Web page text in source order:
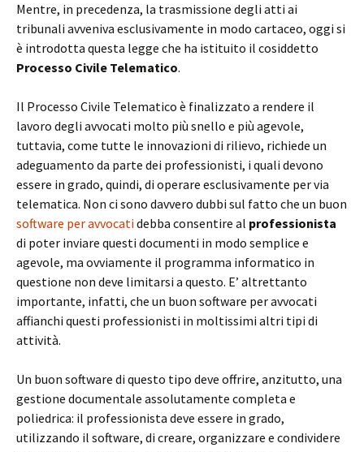
Mentre, in precedenza, la trasmissione degli atti ai
tribunali avveniva esclusivamente in modo cartaceo, oggi si
è introdotta questa legge che ha istituito il cosiddetto
Processo Civile Telematico.
Il Processo Civile Telematico è finalizzato a rendere il
lavoro degli avvocati molto più snello e più agevole,
tuttavia, come tutte le innovazioni di rilievo, richiede un
adeguamento da parte dei professionisti, i quali devono
essere in grado, quindi, di operare esclusivamente per via
telematica. Non ci sono davvero dubbi sul fatto che un buon
software per avvocatidebba consentire al professionista
di poter inviare questi documenti in modo semplice e
agevole, ma ovviamente il programma informatico in
questione non deve limitarsi a questo. E’ altrettanto
importante, infatti, che un buon software per avvocati
affianchi questi professionisti in moltissimi altri tipi di
attività.
Un buon software di questo tipo deve offrire, anzitutto, una
gestione documentale assolutamente completa e
poliedrica: il professionista deve essere in grado,
utilizzando il software, di creare, organizzare e condividere